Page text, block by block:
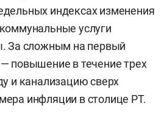
индексах изменения
услуги
За сложным на первый
повышение в течение трех
и канализацию сверх
инфляции в столице РТ.